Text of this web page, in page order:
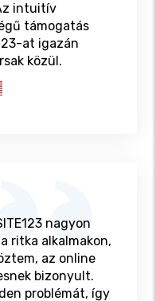
intuitív
támogatás
at igazán
közül.
nagyon
ritka alkalmakon,
az online
bizonyult.
problémát, így